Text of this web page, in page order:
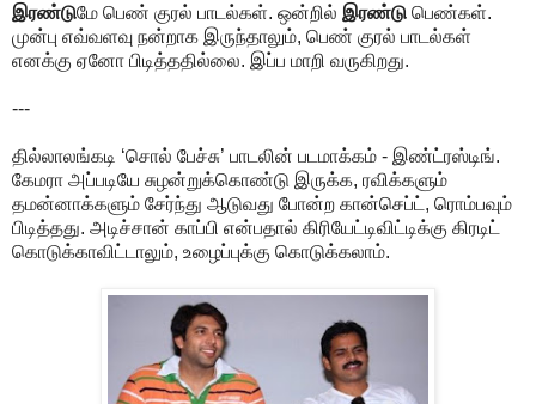
இரண்டுமே பெண் குரல் பாடல்கள். ஒன்றில் இரண்டு பெண்கள்.
முன்பு எவ்வளவு நன்றாக இருந்தாலும், பெண் குரல் பாடல்கள்
எனக்கு ஏனோ பிடித்ததில்லை. இப்ப மாறி வருகிறது.
---
தில்லாலங்கடி ‘சொல் பேச்சு’ பாடலின் படமாக்கம் - இண்ட்ரஸ்டிங்.
கேமரா அப்படியே சுழன்றுக்கொண்டு இருக்க, ரவிக்களும்
தமன்னாக்களும் சேர்ந்து ஆடுவது போன்ற கான்செப்ட், ரொம்பவும்
பிடித்தது. அடிச்சான் காப்பி என்பதால் கிரியேட்டிவிட்டிக்கு கிரடிட்
கொடுக்காவிட்டாலும், உழைப்புக்கு கொடுக்கலாம்.